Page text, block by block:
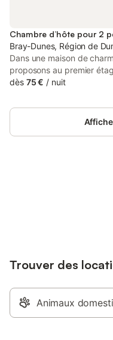
Bray-Dunes, Région de
Dans une maison de
proposons au premier
chambres tout confort.
privative et WC.
et bouilloire WiFi Parking
dès 75 € / nuit
Trouver des
Animaux